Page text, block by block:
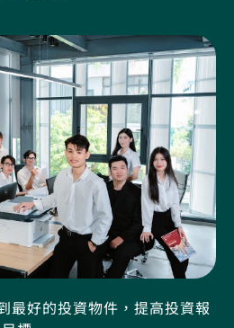
最好的投資物件，提高投資報